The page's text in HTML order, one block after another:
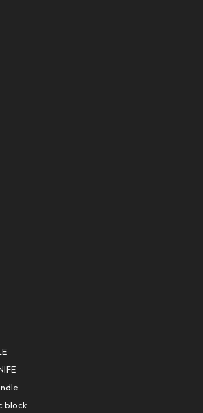
block